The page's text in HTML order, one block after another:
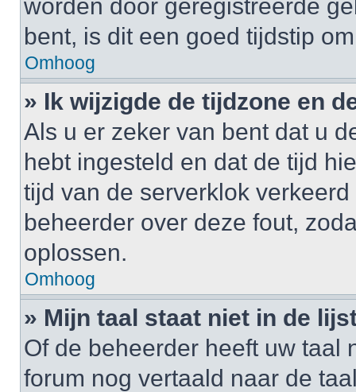
worden door geregistreerde
bent, is dit een goed tijdstip
Omhoog
» Ik wijzigde de tijdzone en
Als u er zeker van bent dat u
hebt ingesteld en dat de tijd
tijd van de serverklok
beheerder over deze fout,
oplossen.
Omhoog
» Mijn taal staat niet in de
Of de beheerder heeft uw taal
forum nog vertaald naar de